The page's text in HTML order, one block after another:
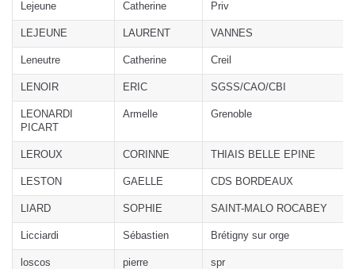
Lejeune Catherine Priv
LEJEUNE LAURENT VANNES
Leneutre Catherine Creil
LENOIR ERIC SGSS/CAO/CBI
LEONARDI
PICART
Armelle Grenoble
LEROUX CORINNE THIAIS BELLE EPINE
LESTON GAELLE CDS BORDEAUX
LIARD SOPHIE SAINT-MALO ROCABEY
Licciardi Sébastien Brétigny sur orge
loscos pierre spr